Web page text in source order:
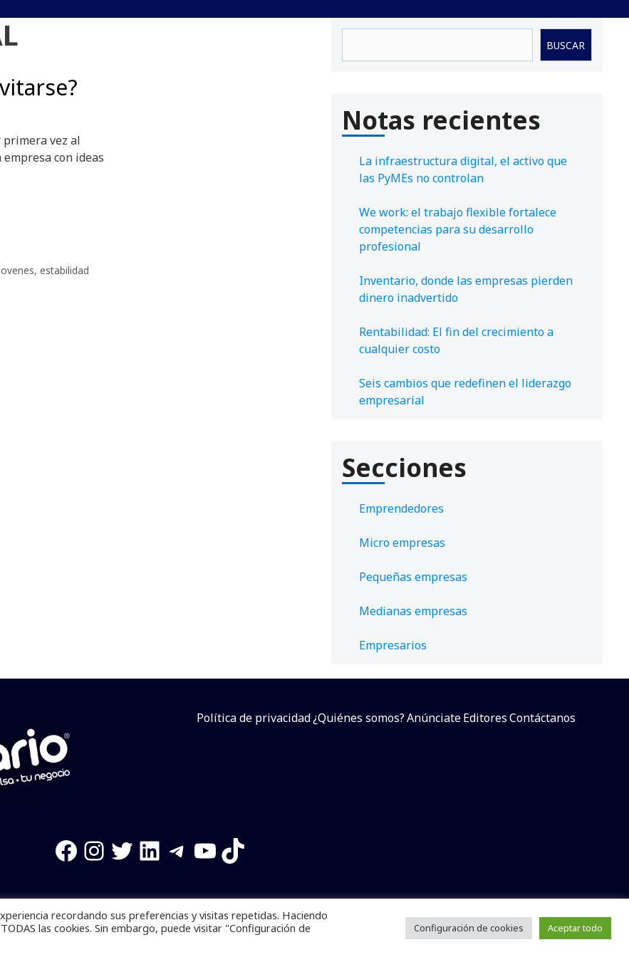
vez al
con ideas
, estabilidad
BUSCAR
Notas recientes
La infraestructura digital, el activo que
las PyMEs no controlan
We work: el trabajo flexible fortalece
competencias para su desarrollo
profesional
Inventario, donde las empresas pierden
dinero inadvertido
Rentabilidad: El fin del crecimiento a
cualquier costo
Seis cambios que redefinen el liderazgo
empresarial
Secciones
Emprendedores
Micro empresas
Pequeñas empresas
Medianas empresas
Empresarios
Política de privacidad¿Quiénes somos?AnúnciateEditoresContáctanos
Facebook
Instagram
Twitter
LinkedIn
Telegram
YouTube
TikTok
reservados. Se prohibe el uso de la información total o parcial sin dar referencia a la fuente.
Desarrollado poryalla ya!
recordando sus preferencias y visitas repetidas. Haciendo
las cookies. Sin embargo, puede visitar "Configuración de
Configuración de cookies Aceptar todo